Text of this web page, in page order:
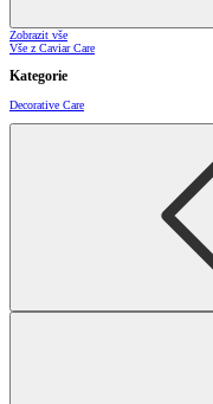
Zobrazit vše
Vše z Caviar Care
Kategorie
Decorative Care